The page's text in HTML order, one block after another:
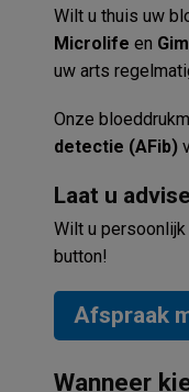
Wilt u thuis uw
Microlife en
uw arts
Onze
detectie (AFib)
Laat u
Wilt u
button!
Afspraak
Wanneer